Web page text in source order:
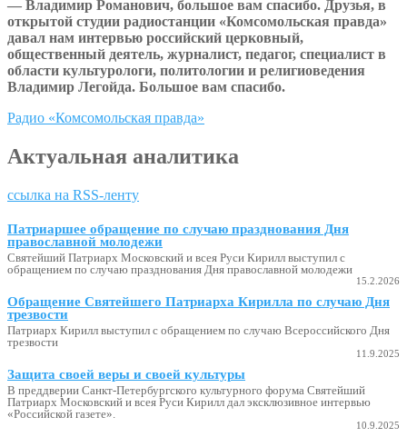
— Владимир Романович, большое вам спасибо. Друзья, в
открытой студии радиостанции «Комсомольская правда»
давал нам интервью российский церковный,
общественный деятель, журналист, педагог, специалист в
области культурологи, политологии и религиоведения
Владимир Легойда. Большое вам спасибо.
Радио «Комсомольская правда»
Актуальная аналитика
ссылка на RSS-ленту
Патриаршее обращение по случаю празднования Дня
православной молодежи
Святейший Патриарх Московский и всея Руси Кирилл выступил с
обращением по случаю празднования Дня православной молодежи
15.2.2026
Обращение Святейшего Патриарха Кирилла по случаю Дня
трезвости
Патриарх Кирилл выступил с обращением по случаю Всероссийского Дня
трезвости
11.9.2025
Защита своей веры и своей культуры
В преддверии Санкт-Петербургского культурного форума Святейший
Патриарх Московский и всея Руси Кирилл дал эксклюзивное интервью
«Российской газете».
10.9.2025